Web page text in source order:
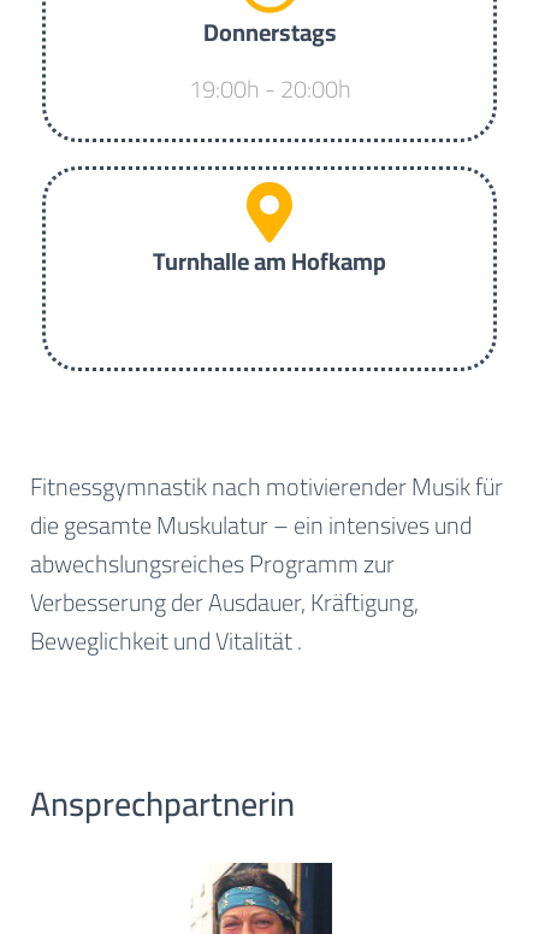
Donnerstags
19:00h - 20:00h
Turnhalle am Hofkamp
Fitnessgymnastik nach motivierender Musik für
die gesamte Muskulatur – ein intensives und
abwechslungsreiches Programm zur
Verbesserung der Ausdauer, Kräftigung,
Beweglichkeit und Vitalität .
Ansprechpartnerin